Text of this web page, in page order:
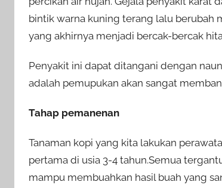
bintik warna kuning terang lalu berubah
yang akhirnya menjadi bercak-bercak
Penyakit ini dapat ditangani dengan
adalah pemupukan akan sangat
Tahap pemanenan
Tanaman kopi yang kita lakukan
pertama di usia 3-4 tahun.Semua
mampu membuahkan hasil buah yang